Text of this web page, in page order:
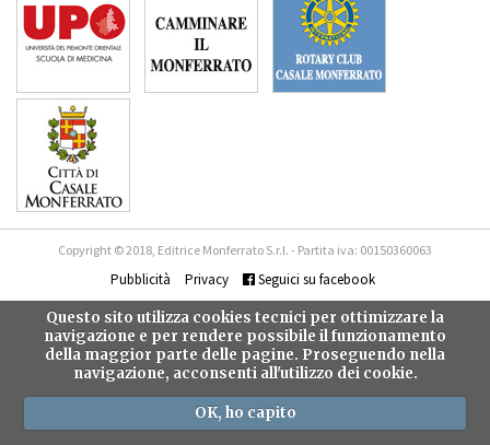
Copyright © 2018, Editrice Monferrato S.r.l. - Partita iva: 00150360063
Pubblicità Privacy Seguici su facebook
Questo sito utilizza cookies tecnici per ottimizzare la
navigazione e per rendere possibile il funzionamento
della maggior parte delle pagine. Proseguendo nella
navigazione, acconsenti all'utilizzo dei cookie.
OK, ho capito